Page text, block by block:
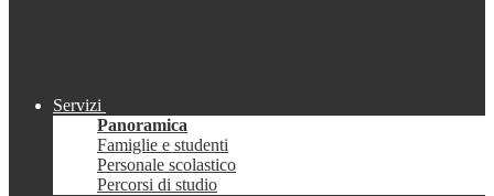
Servizi
Panoramica
Famiglie e studenti
Personale scolastico
Percorsi di studio